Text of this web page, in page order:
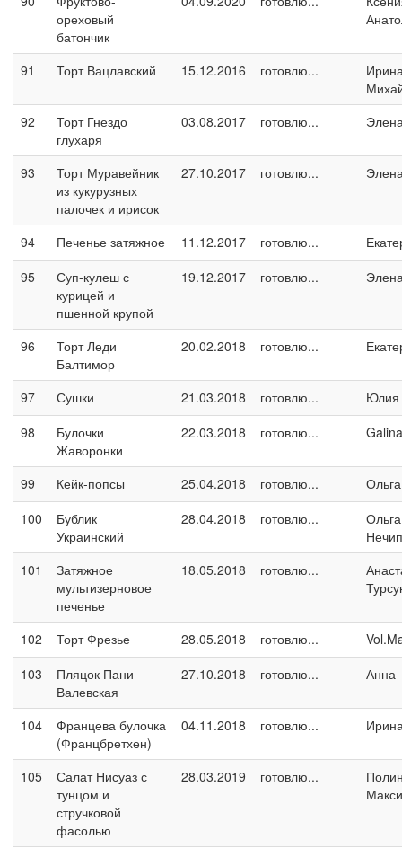
ореховый
батончик
91 Торт Вацлавский 15.12.2016 готовлю...
92
Торт Гнездо
глухаря
03.08.2017 готовлю...
93
Торт Муравейник
из кукурузных
палочек и ирисок
27.10.2017 готовлю...
94 Печенье затяжное 11.12.2017 готовлю...
95
Суп-кулеш с
курицей и
пшенной крупой
19.12.2017 готовлю...
96
Торт Леди
Балтимор
20.02.2018 готовлю...
97 Сушки 21.03.2018 готовлю...
Юлия
98
Булочки
Жаворонки
22.03.2018 готовлю...
99 Кейк-попсы 25.04.2018 готовлю...
100
Бублик
Украинский
28.04.2018 готовлю...
Ольга
101
Затяжное
мультизерновое
печенье
18.05.2018 готовлю...
102 Торт Фрезье 28.05.2018 готовлю...
103
Пляцок Пани
Валевская
27.10.2018 готовлю... Анна
104
Францева булочка
(Францбретхен)
04.11.2018 готовлю...
105
Салат Нисуаз с
тунцом и
стручковой
фасолью
28.03.2019 готовлю...